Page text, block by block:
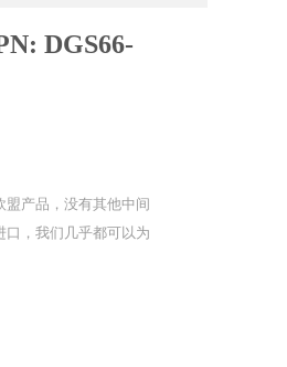
DGS66-
盟产品，没有其他中间
口，我们几乎都可以为